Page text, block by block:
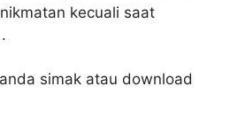
kecuali saat
simak atau download